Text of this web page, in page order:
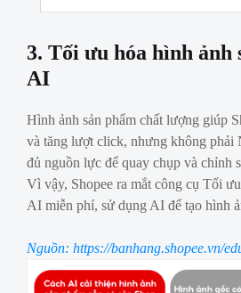
3. Tối ưu hóa hình ảnh
AI
Hình ảnh sản phẩm chất lượng giúp
và tăng lượt click, nhưng không phải
đủ nguồn lực để quay chụp và chỉnh
Vì vậy, Shopee ra mắt công cụ Tối
AI miễn phí, sử dụng AI để tạo hình
Nguồn: https://banhang.shopee.vn/